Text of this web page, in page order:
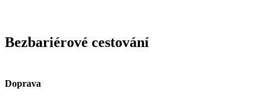
Bezbariérové cestování
Doprava